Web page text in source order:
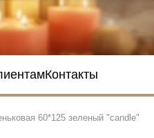
Контакты
60*125 зеленый "сandle"